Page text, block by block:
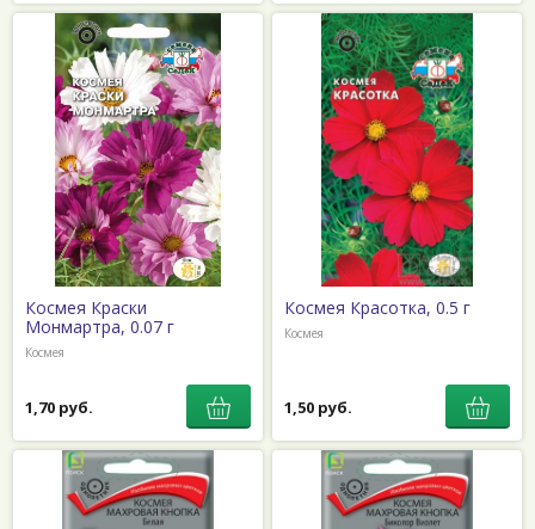
Космея Краски
Монмартра, 0.07 г
Космея
1,70 руб.
Космея Красотка, 0.5 г
Космея
1,50 руб.